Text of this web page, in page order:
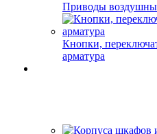
Приводы
Кнопки,
арматура